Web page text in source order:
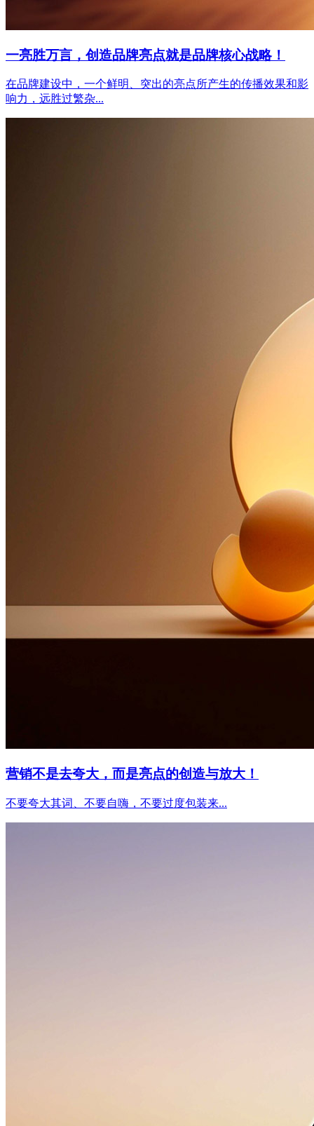
一亮胜万言，创造品牌亮点就是品牌核心战略！
在品牌建设中，一个鲜明、突出的亮点所产生的传播效果和影
响力，远胜过繁杂...
营销不是去夸大，而是亮点的创造与放大！
不要夸大其词、不要自嗨，不要过度包装来...